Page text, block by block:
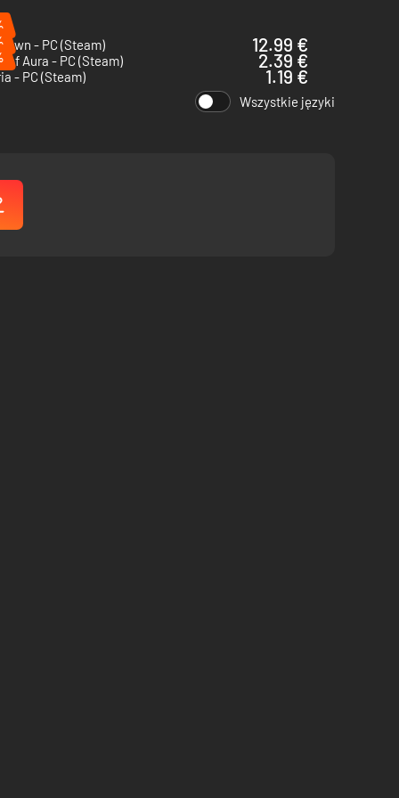
to początek nowej ery wspaniałej niedoli.
Studni – otchłani pełnej chaosu i chorób. Wśród
projekt i intensywne lochy seria King's Field
ze skrzynią: na spostrzegawczych czekają całe nowe
lochów.
- PC (Steam)
12.99 €
of Aura - PC (Steam)
2.39 €
- PC (Steam)
1.19 €
Wszystkie języki